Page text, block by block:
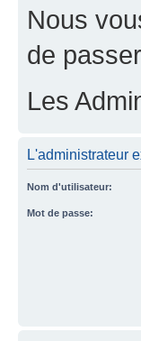
Nous
de
Les
L'administrateur
Nom d'utilisateur:
Mot de passe: